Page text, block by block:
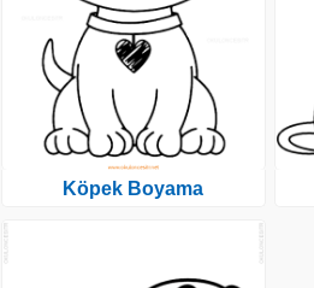
Köpek Boyama